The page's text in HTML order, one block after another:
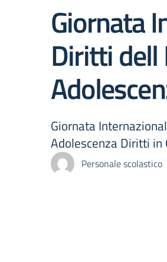
Giornata
Diritti dell
Giornata
Adolescenza Diritti in
Personale scolastico